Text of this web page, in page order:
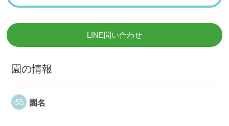
LINE問い合わせ
園の情報
園名